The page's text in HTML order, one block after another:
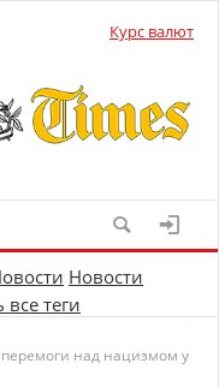
Курс валют
Новости
все теги
перемоги над нацизмом у